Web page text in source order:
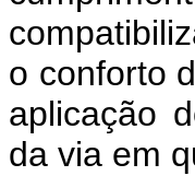
o conforto
aplicação
da via em